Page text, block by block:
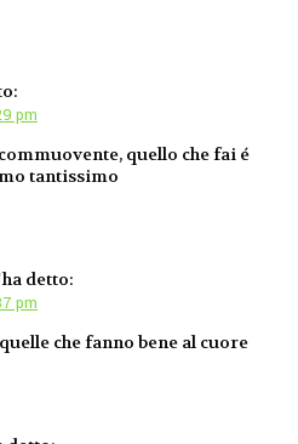
pm
quello che fai é
tantissimo
ha detto:
pm
che fanno bene al cuore